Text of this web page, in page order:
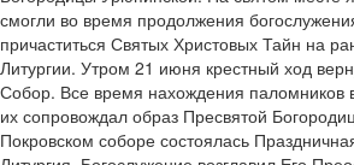
смогли во время продолжения
причаститься Святых Христовых Тайн на
Литургии. Утром 21 июня крестный ход
Собор. Все время нахождения паломников
их сопровождал образ Пресвятой
Покровском соборе состоялась